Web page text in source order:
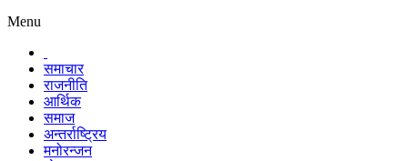
Menu
समाचार
राजनीति
आर्थिक
समाज
अन्तर्राष्ट्रिय
मनोरन्जन